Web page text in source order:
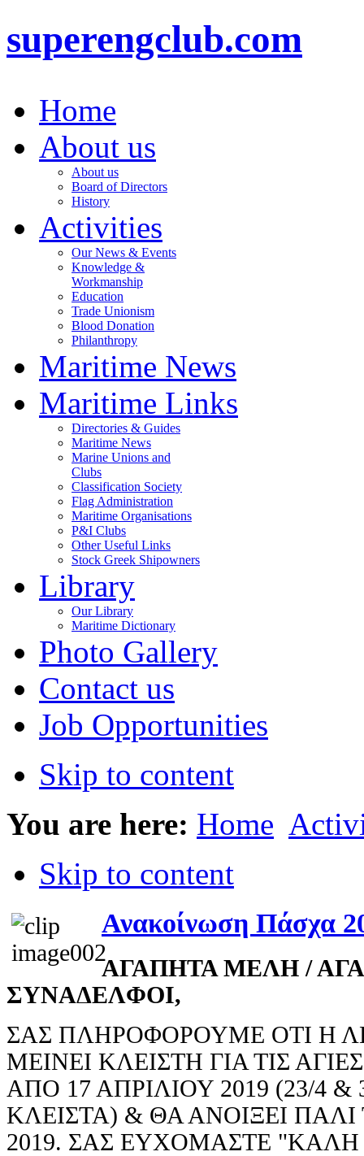
superengclub.com
Home
About us
About us
Board of Directors
History
Activities
Our News & Events
Knowledge &
Workmanship
Education
Trade Unionism
Blood Donation
Philanthropy
Maritime News
Maritime Links
Directories & Guides
Maritime News
Marine Unions and
Clubs
Classification Society
Flag Administration
Maritime Organisations
P&I Clubs
Other Useful Links
Stock Greek Shipowners
Library
Our Library
Maritime Dictionary
Photo Gallery
Contact us
Job Opportunities
Skip to content
You are here: Home
Skip to content
Ανακοίνωση Πάσχα
ΑΓΑΠΗΤΑ ΜΕΛΗ /
ΣΥΝΑΔΕΛΦΟΙ,
ΣΑΣ ΠΛΗΡΟΦΟΡΟΥΜΕ ΟΤΙ Η
ΜΕΙΝΕΙ ΚΛΕΙΣΤΗ ΓΙΑ ΤΙΣ
ΑΠΟ 17 ΑΠΡΙΛΙΟΥ 2019 (23/4 &
ΚΛΕΙΣΤΑ) & ΘΑ ΑΝΟΙΞΕΙ
2019. ΣΑΣ ΕΥΧΟΜΑΣΤΕ